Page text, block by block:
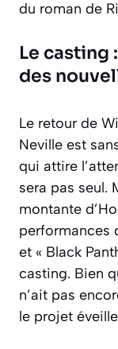
du roman de
Le casting
des
Le retour de
Neville est
qui attire
sera pas seul.
montante
performances
et « Black
casting. Bien
n’ait pas
le projet